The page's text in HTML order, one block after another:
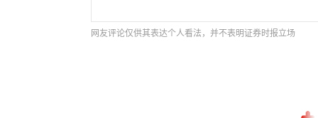
网友评论仅供其表达个人看法，并不表明证券时报立场